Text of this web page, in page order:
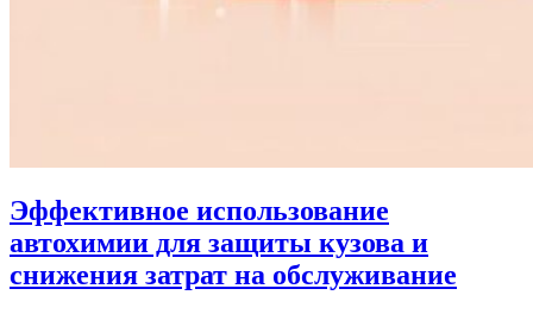
Эффективное использование
автохимии для защиты кузова и
снижения затрат на обслуживание